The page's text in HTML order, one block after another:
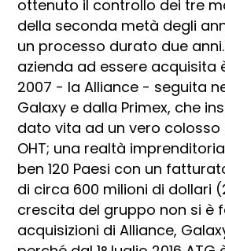
ottenuto il controllo dei tre
della seconda metà degli
un processo durato due
azienda ad essere acquisita
2007 - la Alliance - seguita
Galaxy e dalla Primex, che
dato vita ad un vero
OHT; una realtà
ben 120 Paesi con un
di circa 600 milioni di dollari
crescita del gruppo non si è
acquisizioni di Alliance,